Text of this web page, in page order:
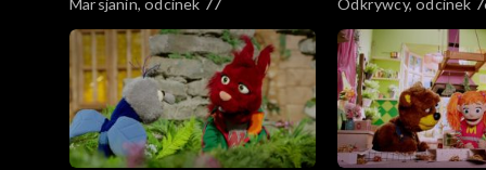
Margolci
Marsjanin, odcinek 77
Margolci
Odkrywcy, odcinek